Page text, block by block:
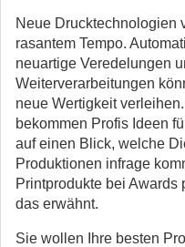
Neue Drucktechnologien
rasantem Tempo.
neuartige Veredelungen
Weiterverarbeitungen
neue Wertigkeit
bekommen Profis Ideen
auf einen Blick, welche
Produktionen infrage
Printprodukte bei Awards
das erwähnt.
Sie wollen Ihre besten